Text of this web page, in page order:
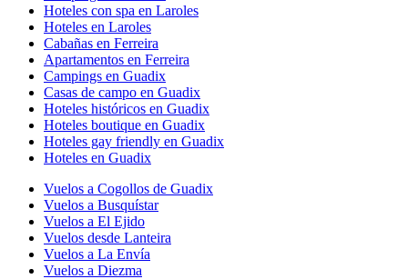
Hoteles con spa en Laroles
Hoteles en Laroles
Cabañas en Ferreira
Apartamentos en Ferreira
Campings en Guadix
Casas de campo en Guadix
Hoteles históricos en Guadix
Hoteles boutique en Guadix
Hoteles gay friendly en Guadix
Hoteles en Guadix
Vuelos a Cogollos de Guadix
Vuelos a Busquístar
Vuelos a El Ejido
Vuelos desde Lanteira
Vuelos a La Envía
Vuelos a Diezma